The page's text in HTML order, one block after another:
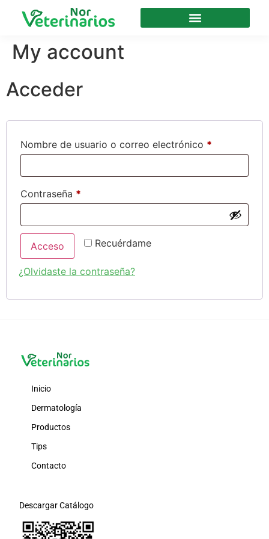
My account
Acceder
Nombre de usuario o correo electrónico *
Contraseña *
Recuérdame
Acceso
¿Olvidaste la contraseña?
Inicio
Dermatología
Productos
Tips
Contacto
Descargar Catálogo